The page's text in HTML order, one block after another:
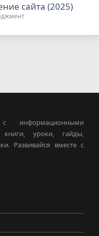
сайта (2025)
почта
информационными
книги, уроки, гайды,
Развивайся вместе с